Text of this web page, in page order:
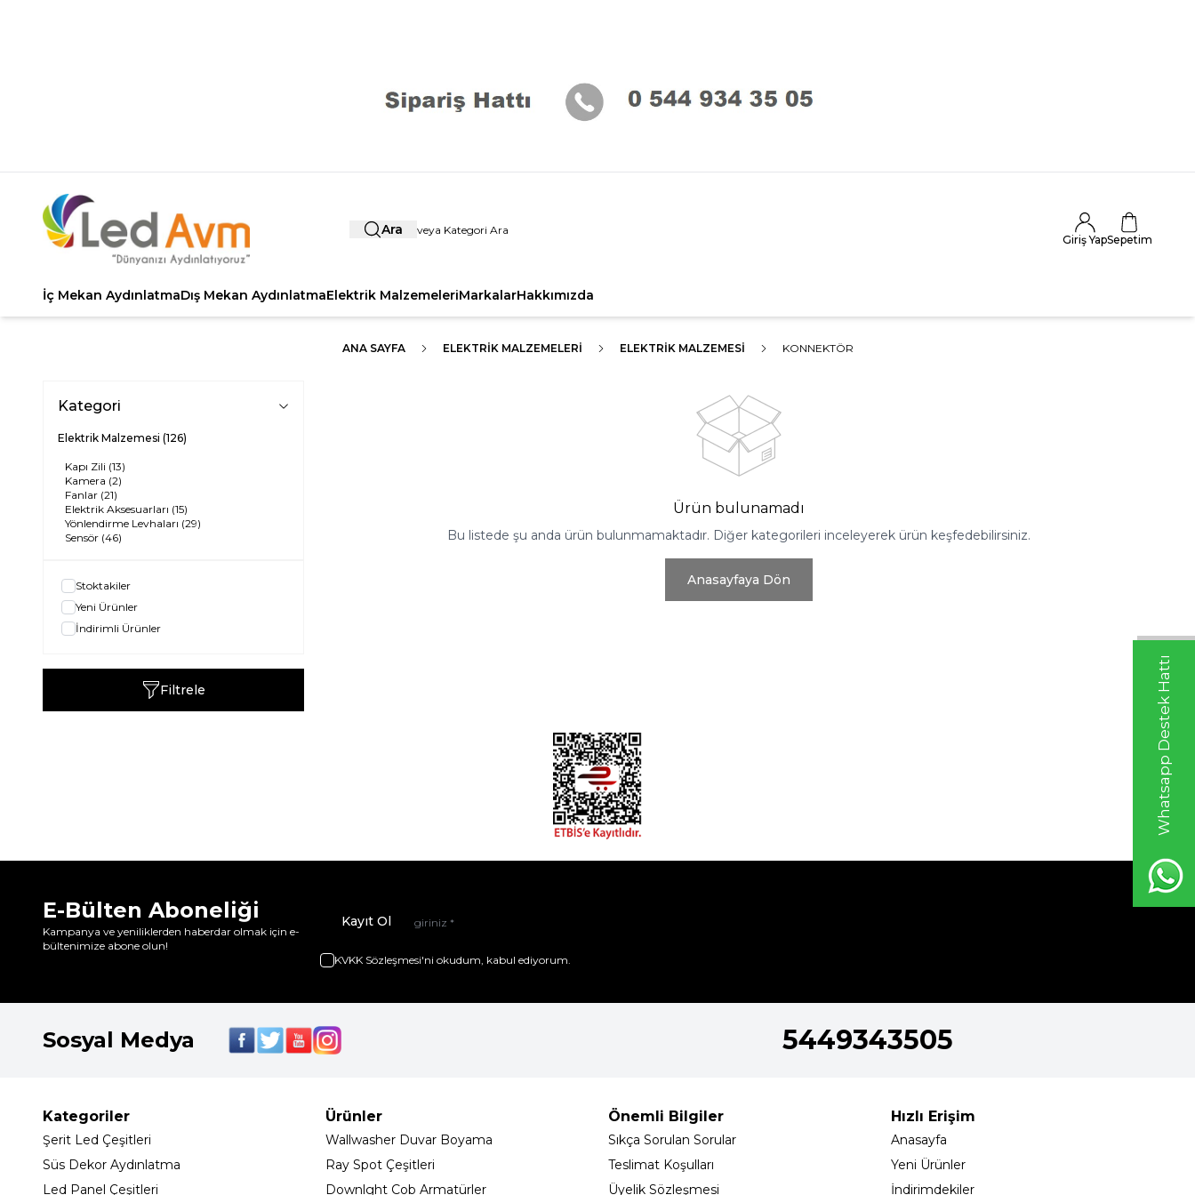
Whatsapp Destek Hattı
Ara
Giriş YapSepetim
İç Mekan AydınlatmaDış Mekan AydınlatmaElektrik MalzemeleriMarkalarHakkımızda
ANA SAYFA ELEKTRIK MALZEMELERI ELEKTRIK MALZEMESI KONNEKTÖR
Kategori
Elektrik Malzemesi (126)
Kapı Zili (13)
Kamera (2)
Fanlar (21)
Elektrik Aksesuarları (15)
Yönlendirme Levhaları (29)
Sensör (46)
Stoktakiler
Yeni Ürünler
İndirimli Ürünler
Filtrele
Ürün bulunamadı
Bu listede şu anda ürün bulunmamaktadır. Diğer kategorileri inceleyerek ürün keşfedebilirsiniz.
Anasayfaya Dön
E-Bülten Aboneliği
Kampanya ve yeniliklerden haberdar olmak için e-
bültenimize abone olun!
Kayıt Ol
KVKK Sözleşmesi'ni okudum, kabul ediyorum.
Sosyal Medya 5449343505
Kategoriler
Şerit Led Çeşitleri
Süs Dekor Aydınlatma
Led Panel Çeşitleri
Ürünler
Wallwasher Duvar Boyama
Ray Spot Çeşitleri
Downlght Cob Armatürler
Önemli Bilgiler
Sıkça Sorulan Sorular
Teslimat Koşulları
Üyelik Sözleşmesi
Hızlı Erişim
Anasayfa
Yeni Ürünler
İndirimdekiler